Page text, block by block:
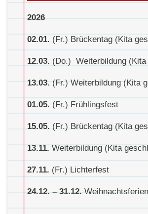
2026
02.01. (Fr.) Brückentag (Kita
12.03. (Do.) Weiterbildung (Kita
13.03. (Fr.) Weiterbildung (Kita
01.05. (Fr.) Frühlingsfest
15.05. (Fr.) Brückentag (Kita
13.11. Weiterbildung (Kita
27.11. (Fr.) Lichterfest
24.12. – 31.12. Weihnachtsferien